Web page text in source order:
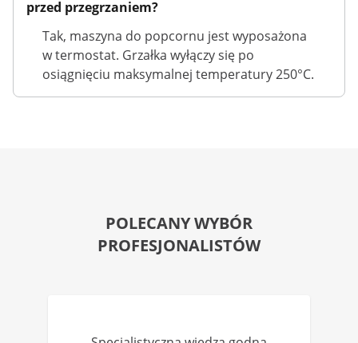
przed przegrzaniem?
Tak, maszyna do popcornu jest wyposażona
w termostat. Grzałka wyłączy się po
osiągnięciu maksymalnej temperatury 250°C.
POLECANY WYBÓR
PROFESJONALISTÓW